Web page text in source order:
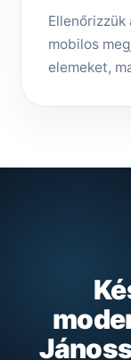
mobilos
elemeket,